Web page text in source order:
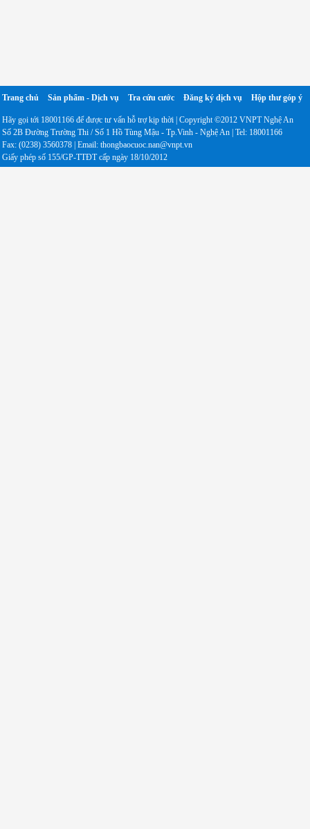
Trang chủ Sản phẩm - Dịch vụ Tra cứu cước Đăng ký dịch vụ Hộp thư góp ý
Hãy gọi tới 18001166 để được tư vấn hỗ trợ kịp thời | Copyright ©2012 VNPT Nghệ An
Số 2B Đường Trường Thi / Số 1 Hồ Tùng Mậu - Tp.Vinh - Nghệ An | Tel: 18001166
Fax: (0238) 3560378 | Email: thongbaocuoc.nan@vnpt.vn
Giấy phép số 155/GP-TTĐT cấp ngày 18/10/2012